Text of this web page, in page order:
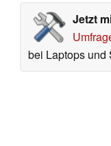
Jetzt
bei Laptops und